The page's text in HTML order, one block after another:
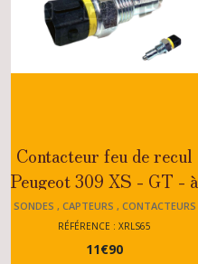
Contacteur feu de recul
Peugeot 309 XS - GT - à
partir 10.1989
SONDES , CAPTEURS , CONTACTEURS
309
RÉFÉRENCE : XRLS65
11€90
(7)
,
309
(2)